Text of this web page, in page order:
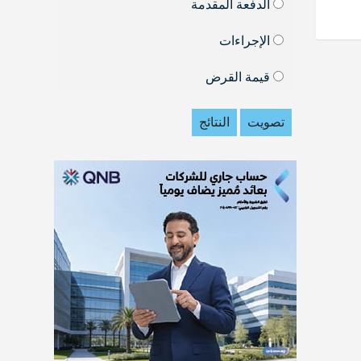
الدفعة المقدمة
الإجراءات
قيمة القرض
تصويت النتائج